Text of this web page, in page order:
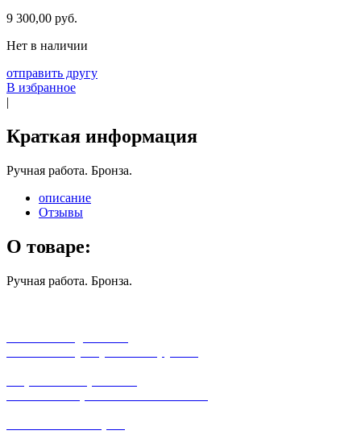
9 300,00 руб.
Нет в наличии
отправить другу
В избранное
|
Краткая информация
Ручная работа. Бронза.
описание
Отзывы
О товаре:
Ручная работа. Бронза.